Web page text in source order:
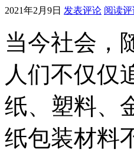
2021年2月9日 发表评论 阅读
当今社会，
人们不仅仅
纸、塑料、
纸包装材料